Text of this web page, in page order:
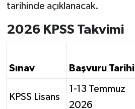
tarihinde açıklanacak.
2026 KPSS Takvimi
Sınav Başvuru Tarihi
KPSS Lisans
1-13 Temmuz
2026